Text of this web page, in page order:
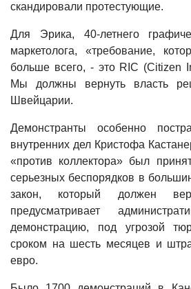
скандировали протестующие.
Для Эрика, 40-летнего
маркетолога, «требование,
больше всего, - это RIC (Citizen
Мы должны вернуть власть
Швейцарии.
Демонстранты особенно
внутренних дел Кристофа
«против коллектора» был
серьезных беспорядков в
закон, который должен
предусматривает
демонстрацию, под угрозой
сроком на шесть месяцев и
евро.